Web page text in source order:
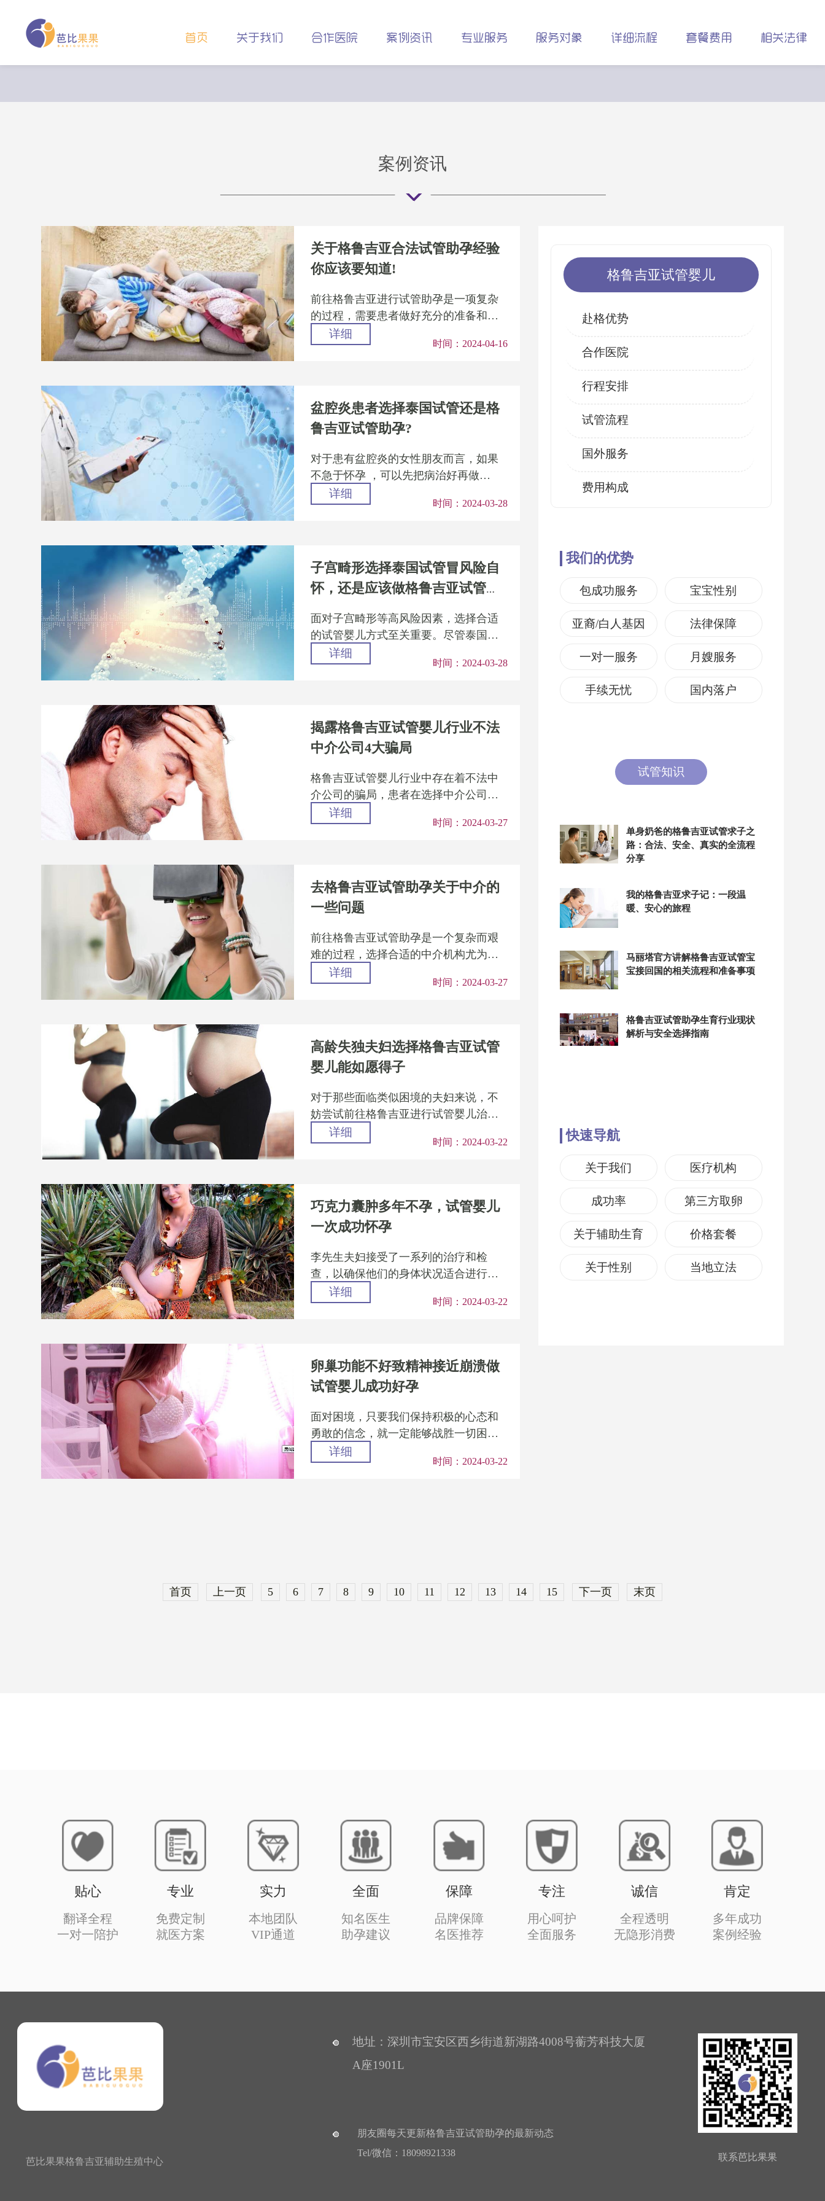
首页 关于我们 合作医院 案例资讯 专业服务 服务对象 详细流程 套餐费用 相关法律
案例资讯
格鲁吉亚试管婴儿
赴格优势
合作医院
行程安排
试管流程
国外服务
费用构成
我们的优势
包成功服务 宝宝性别
亚裔/白人基因 法律保障
一对一服务 月嫂服务
手续无忧 国内落户
试管知识
单身奶爸的格鲁吉亚试管求子之
路：合法、安全、真实的全流程
分享
我的格鲁吉亚求子记：一段温
暖、安心的旅程
马丽塔官方讲解格鲁吉亚试管宝
宝接回国的相关流程和准备事项
格鲁吉亚试管助孕生育行业现状
解析与安全选择指南
快速导航
关于我们 医疗机构
成功率 第三方取卵
关于辅助生育 价格套餐
关于性别 当地立法
关于格鲁吉亚合法试管助孕经验
你应该要知道!
前往格鲁吉亚进行试管助孕是一项复杂
的过程，需要患者做好充分的准备和规
划。只有选择合适的医院、了解相关的
法律法规、遵循专业的指导和建...
详细
时间：2024-04-16
盆腔炎患者选择泰国试管还是格
鲁吉亚试管助孕?
对于患有盆腔炎的女性朋友而言，如果
不急于怀孕 ，可以先把病治好再做泰
国试管婴儿，如果着急的话，选择前往
格鲁吉亚进行试管助孕是一个更...
详细
时间：2024-03-28
子宫畸形选择泰国试管冒风险自
怀，还是应该做格鲁吉亚试管助
面对子宫畸形等高风险因素，选择合适
的试管婴儿方式至关重要。尽管泰国试
管婴儿在某些情况下可能会取得成功，
但对于患有子宫畸形等风险的患...
详细
时间：2024-03-28
揭露格鲁吉亚试管婴儿行业不法
中介公司4大骗局
格鲁吉亚试管婴儿行业中存在着不法中
介公司的骗局，患者在选择中介公司时
务必慎重。建议患者选择信誉良好、口
碑优秀的中介公司，如芭比果果...
详细
时间：2024-03-27
去格鲁吉亚试管助孕关于中介的
一些问题
前往格鲁吉亚试管助孕是一个复杂而艰
难的过程，选择合适的中介机构尤为重
要。只有选择一家具备正规认证、强大
团队、丰富资源、价格透明、一...
详细
时间：2024-03-27
高龄失独夫妇选择格鲁吉亚试管
婴儿能如愿得子
对于那些面临类似困境的夫妇来说，不
妨尝试前往格鲁吉亚进行试管婴儿治
疗。生命从来都不会因年龄而束缚，只
要有坚定的信念和不懈的努力，幸...
详细
时间：2024-03-22
巧克力囊肿多年不孕，试管婴儿
一次成功怀孕
李先生夫妇接受了一系列的治疗和检
查，以确保他们的身体状况适合进行试
管婴儿。尽管妻子的巧克力囊肿给促排
卵带来了一定的困难，但在医生和...
详细
时间：2024-03-22
卵巢功能不好致精神接近崩溃做
试管婴儿成功好孕
面对困境，只要我们保持积极的心态和
勇敢的信念，就一定能够战胜一切困
难。试管婴儿技术为那些备孕困难的夫
妇带来了新的生育希望，希望每一...
详细
时间：2024-03-22
首页 上一页 5 6 7 8 9 10 11 12 13 14 15 下一页 末页
贴心
翻译全程
一对一陪护
专业
免费定制
就医方案
实力
本地团队
VIP通道
全面
知名医生
助孕建议
保障
品牌保障
名医推荐
专注
用心呵护
全面服务
诚信
全程透明
无隐形消费
肯定
多年成功
案例经验
芭比果果格鲁吉亚辅助生殖中心 联系芭比果果
地址：深圳市宝安区西乡街道新湖路4008号蘅芳科技大厦
A座1901L
朋友圈每天更新格鲁吉亚试管助孕的最新动态
Tel/微信：18098921338